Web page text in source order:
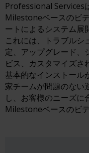
Professional Services
Milestoneベースのビ
ートによるシステム展
これには、トラブルシ
定、アップグレード、
ビス、カスタマイズさ
基本的なインストール
家チームが問題のない
し、お客様のニーズに
Milestoneベースのビ